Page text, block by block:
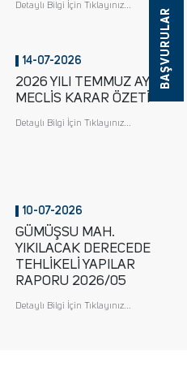
BAŞVURULAR
Detaylı Bilgi İçin Tıklayınız...
14-07-2026
2026 YILI TEMMUZ AYI
MECLİS KARAR ÖZETİ
Detaylı Bilgi İçin Tıklayınız...
10-07-2026
GÜMÜŞSU MAH.
YIKILACAK DERECEDE
TEHLİKELİ YAPILAR
RAPORU 2026/05
Detaylı Bilgi İçin Tıklayınız...